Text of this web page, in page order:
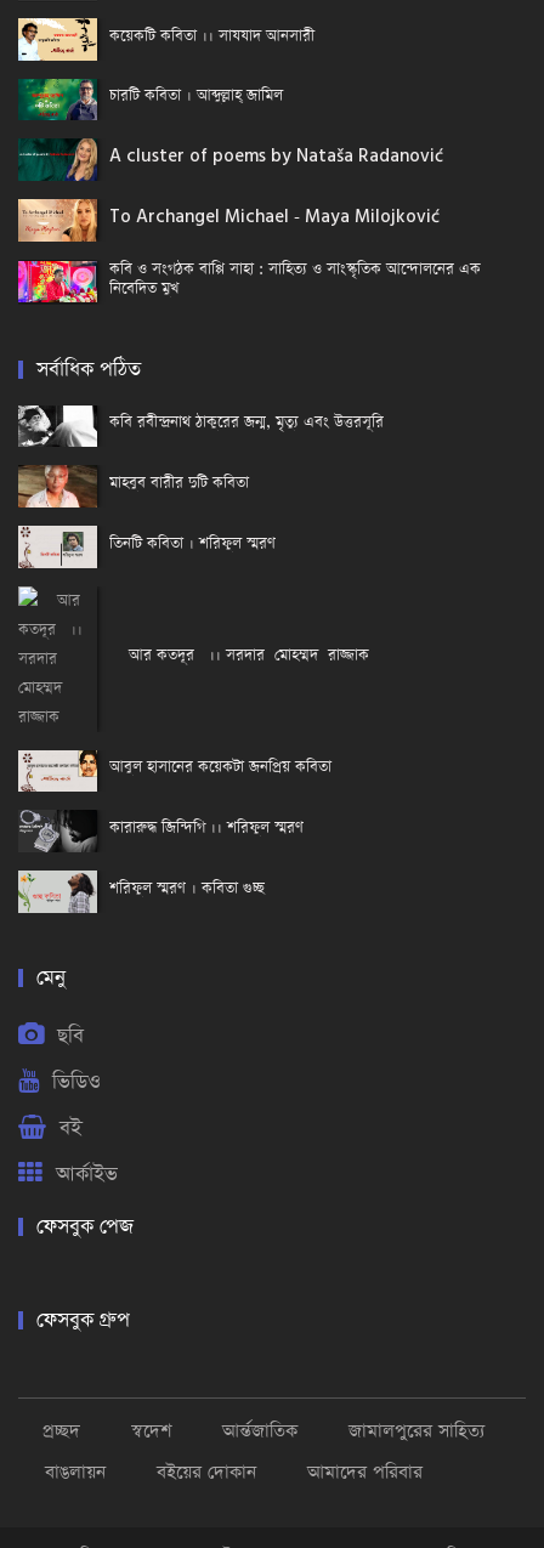
কয়েকটি কবিতা ।। সাযযাদ আনসারী
চারটি কবিতা । আব্দুল্লাহ্ জামিল
A cluster of poems by Nataša Radanović
To Archangel Michael - Maya Milojković
কবি ও সংগঠক বাপ্পি সাহা : সাহিত্য ও সাংস্কৃতিক আন্দোলনের এক
নিবেদিত মুখ
সর্বাধিক পঠিত
কবি রবীন্দ্রনাথ ঠাকুরের জন্ম, মৃত্যু এবং উত্তরসূরি
মাহবুব বারীর দুটি কবিতা
তিনটি কবিতা । শরিফুল স্মরণ
আর কতদূর ।। সরদার মোহম্মদ রাজ্জাক
আবুল হাসানের কয়েকটা জনপ্রিয় কবিতা
কারারুদ্ধ জিন্দিগি ।। শরিফুল স্মরণ
শরিফুল স্মরণ । কবিতা গুচ্ছ
মেনু
ছবি
ভিডিও
বই
আর্কাইভ
ফেসবুক পেজ
ফেসবুক গ্রুপ
প্রচ্ছদ স্বদেশ আর্ন্তজাতিক
জামালপুরের সাহিত্য
বাঙলায়ন
বইয়ের দোকান আমাদের পরিবার